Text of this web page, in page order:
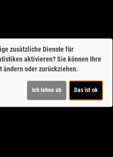
Deutschland 2024
zusätzliche Dienste für
aktivieren? Sie können Ihre
ändern oder zurückziehen.
Ich lehne ab Das ist ok